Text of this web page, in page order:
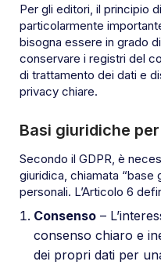
Per gli editori, il principio
particolarmente
bisogna essere in grado
conservare i registri del
di trattamento dei dati e
privacy chiare.
Basi giuridiche
Secondo il GDPR, è
giuridica, chiamata “base
personali. L’Articolo 6
Consenso –
consenso chiaro e
dei propri dati per